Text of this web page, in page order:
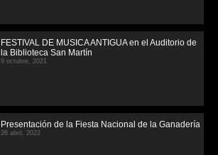
FESTIVAL DE MUSICA ANTIGUA en el Auditorio de
la Biblioteca San Martín
9 octubre, 2021
Presentación de la Fiesta Nacional de la Ganadería
26 abril, 2022